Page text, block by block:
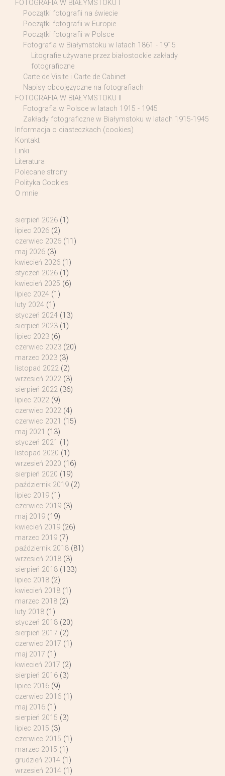
FOTOGRAFIA W BIAŁYMSTOKU I
Początki fotografii na świecie
Początki fotografii w Europie
Początki fotografii w Polsce
Fotografia w Białymstoku w latach 1861 - 1915
Litografie używane przez białostockie zakłady
fotograficzne
Carte de Visite i Carte de Cabinet
Napisy obcojęzyczne na fotografiach
FOTOGRAFIA W BIAŁYMSTOKU II
Fotografia w Polsce w latach 1915 - 1945
Zakłady fotograficzne w Białymstoku w latach 1915-1945
Informacja o ciasteczkach (cookies)
Kontakt
Linki
Literatura
Polecane strony
Polityka Cookies
O mnie
sierpień 2026 (1)
lipiec 2026 (2)
czerwiec 2026 (11)
maj 2026 (3)
kwiecień 2026 (1)
styczeń 2026 (1)
kwiecień 2025 (6)
lipiec 2024 (1)
luty 2024 (1)
styczeń 2024 (13)
sierpień 2023 (1)
lipiec 2023 (6)
czerwiec 2023 (20)
marzec 2023 (3)
listopad 2022 (2)
wrzesień 2022 (3)
sierpień 2022 (36)
lipiec 2022 (9)
czerwiec 2022 (4)
czerwiec 2021 (15)
maj 2021 (13)
styczeń 2021 (1)
listopad 2020 (1)
wrzesień 2020 (16)
sierpień 2020 (19)
październik 2019 (2)
lipiec 2019 (1)
czerwiec 2019 (3)
maj 2019 (19)
kwiecień 2019 (26)
marzec 2019 (7)
październik 2018 (81)
wrzesień 2018 (3)
sierpień 2018 (133)
lipiec 2018 (2)
kwiecień 2018 (1)
marzec 2018 (2)
luty 2018 (1)
styczeń 2018 (20)
sierpień 2017 (2)
czerwiec 2017 (1)
maj 2017 (1)
kwiecień 2017 (2)
sierpień 2016 (3)
lipiec 2016 (9)
czerwiec 2016 (1)
maj 2016 (1)
sierpień 2015 (3)
lipiec 2015 (3)
czerwiec 2015 (1)
marzec 2015 (1)
grudzień 2014 (1)
wrzesień 2014 (1)